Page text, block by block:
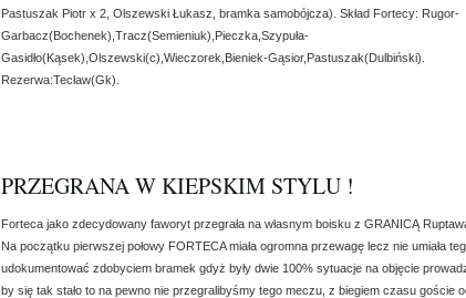
Pastuszak Piotr x 2, Olszewski Łukasz, bramka samobójcza). Skład Fortecy: Rugor-
Garbacz(Bochenek),Tracz(Semieniuk),Pieczka,Szypuła-
Gasidło(Kąsek),Olszewski(c),Wieczorek,Bieniek-Gąsior,Pastuszak(Dulbiński).
Rezerwa:Tecław(Gk).
PRZEGRANA W KIEPSKIM STYLU !
Forteca jako zdecydowany faworyt przegrała na własnym boisku z GRANICĄ
Na początku pierwszej połowy FORTECA miała ogromna przewagę lecz nie umiała
udokumentować zdobyciem bramek gdyż były dwie 100% sytuacje na objęcie
by się tak stało to na pewno nie przegralibyśmy tego meczu, z biegiem czasu goście